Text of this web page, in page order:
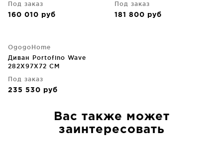
Под заказ
160 010 руб
Под заказ
181 800 руб
OgogoHome
Диван Portofino Wave
282X97X72 CM
Под заказ
235 530 руб
Вас также может
заинтересовать